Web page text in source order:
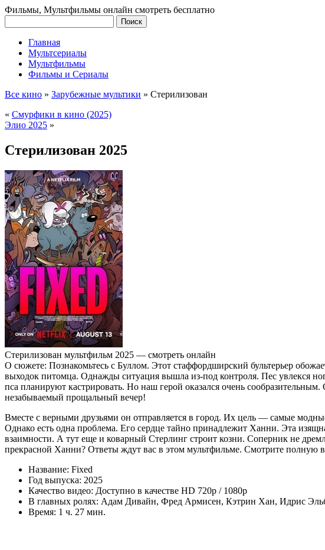
Фильмы, Мультфильмы онлайн смотреть бесплатно
Главная
Мультсериалы
Мультфильмы
Фильмы и Сериалы
Все кино » Зарубежные мультики » Стерилизован
« Смурфики в кино (2025)
Элио 2025 »
Стерилизован 2025
Стерилизован мультфильм 2025 — смотреть онлайн
О сюжете: Познакомьтесь с Буллом. Этот стаффордширский бультерьер
выходок питомца. Однажды ситуация вышла из-под контроля. Пес увлекся
пса планируют кастрировать. Но наш герой оказался очень
незабываемый прощальный вечер!
Вместе с верными друзьями он отправляется в город. Их цель — самые
Однако есть одна проблема. Его сердце тайно принадлежит Ханни. Эта
взаимности. А тут еще и коварный Стерлинг строит козни. Соперник не
прекрасной Ханни? Ответы ждут вас в этом мультфильме. Смотрите полную
Название: Fixed
Год выпуска: 2025
Качество видео: Доступно в качестве HD 720p / 1080p
В главных ролях: Адам Дивайн, Фред Армисен, Кэтрин Хан, Идрис
Время: 1 ч. 27 мин.